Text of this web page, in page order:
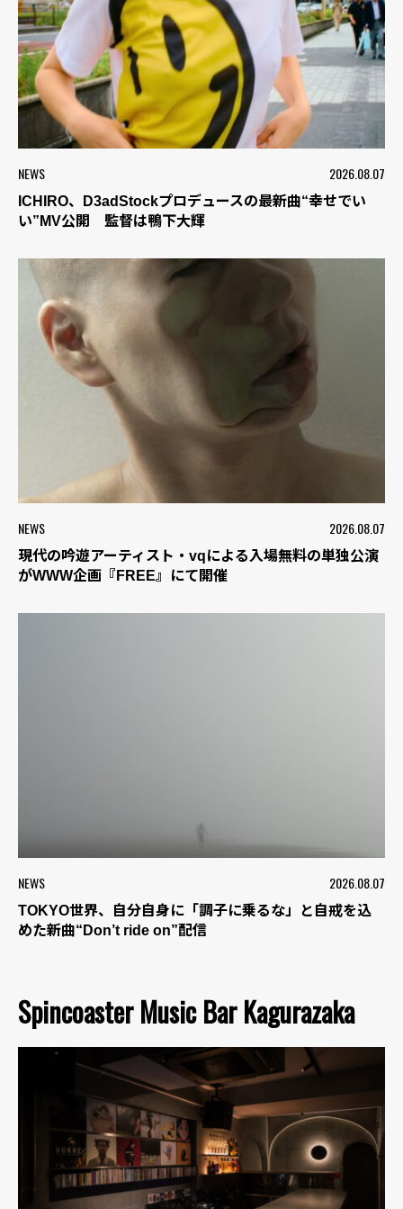
NEWS 2026.08.07
ICHIRO、D3adStockプロデュースの最新曲“幸せでい
い”MV公開 監督は鴨下大輝
NEWS 2026.08.07
現代の吟遊アーティスト・vqによる入場無料の単独公演
がWWW企画『FREE』にて開催
NEWS 2026.08.07
TOKYO世界、自分自身に「調子に乗るな」と自戒を込
めた新曲“Don’t ride on”配信
Spincoaster Music Bar Kagurazaka